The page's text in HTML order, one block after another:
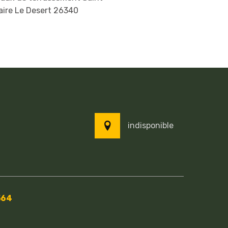
Le Desert 26340
indisponible